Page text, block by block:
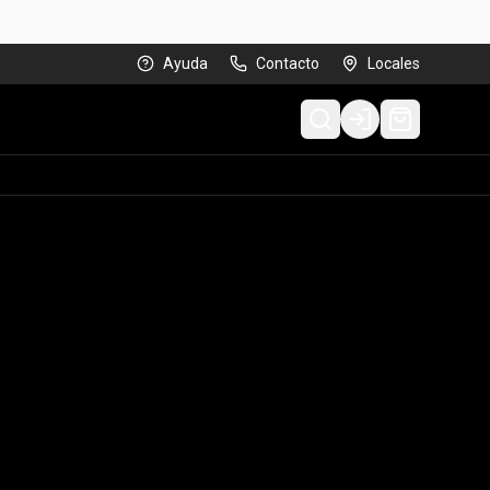
Ayuda Contacto Locales
Login